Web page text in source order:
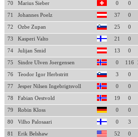
70 Marius Sieber 0 0
71 Johannes Poelz 37 0
72 Ozbe Zupan 25 0
73 Kasperi Valto 21 0
74 Julijan Smid 13 0
75 Sindre Ulven Joergensen 0 116
76 Teodor Igor Herbstritt 3 0
77 Jesper Nilsen Ingebrigtsvoll 0 0
78 Fabian Oestvold 19 0
79 Robin Kloss 0 0
80 Vilho Palosaari 0 3
81 Erik Belshaw 52 0